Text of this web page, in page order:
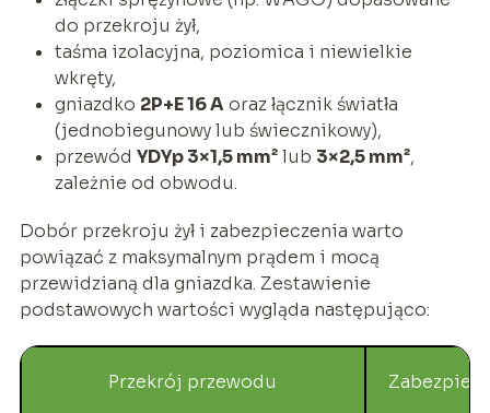
do przekroju żył,
taśma izolacyjna, poziomica i niewielkie
wkręty,
gniazdko 2P+E 16 Aoraz łącznik światła
(jednobiegunowy lub świecznikowy),
przewód YDYp 3×1,5 mm²lub 3×2,5 mm²,
zależnie od obwodu.
Dobór przekroju żył i zabezpieczenia warto
powiązać z maksymalnym prądem i mocą
przewidzianą dla gniazdka. Zestawienie
podstawowych wartości wygląda następująco:
Przekrój przewodu